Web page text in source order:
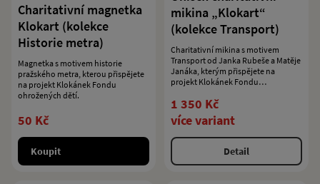
Charitativní magnetka
Klokart (kolekce
Historie metra)
Magnetka s motivem historie
pražského metra, kterou přispějete
na projekt Klokánek Fondu
ohrožených dětí.
50 Kč
Koupit
mikina „Klokart“
(kolekce Transport)
Charitativní mikina s motivem
Transport od Janka Rubeše a Matěje
Janáka, kterým přispějete na
projekt Klokánek Fondu
1 350 Kč
více variant
Detail